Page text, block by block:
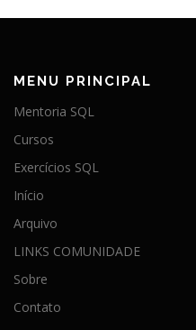
MENU PRINCIPAL
Mentoria SQL
Cursos
Exercícios SQL
Início
Arquivo
LINKS COMUNIDADE
Sobre
Contato